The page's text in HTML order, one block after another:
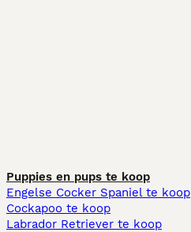
Puppies en pups te koop
Engelse Cocker Spaniel te koop
Cockapoo te koop
Labrador Retriever te koop